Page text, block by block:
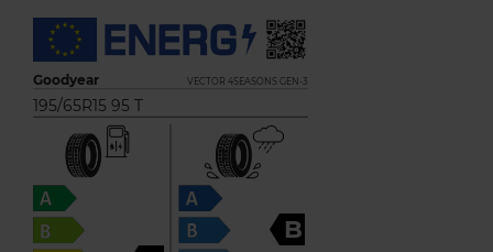
Goodyear VECTOR 4SEASONS GEN-3
195/65R15 95 T
B